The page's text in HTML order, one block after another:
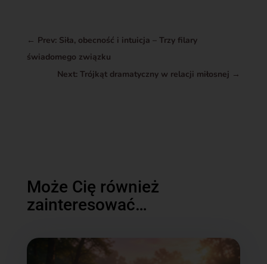
← Prev: Siła, obecność i intuicja – Trzy filary
świadomego związku
Next: Trójkąt dramatyczny w relacji miłosnej →
Może Cię również
zainteresować…